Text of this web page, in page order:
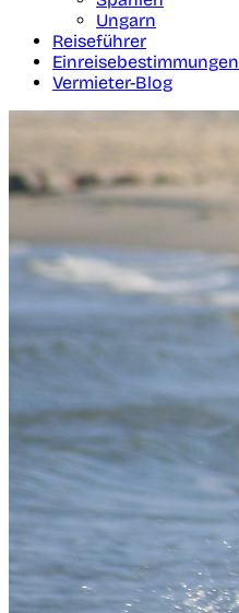
Ungarn
Reiseführer
Einreisebestimmungen
Vermieter-Blog